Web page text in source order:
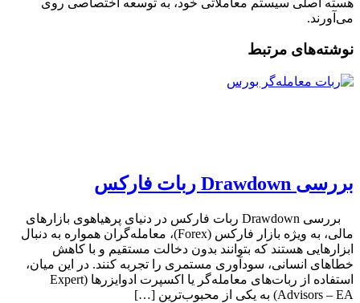
هسته اصلی سیستم معاملاتی خود، به توسعه اختصاصی روی
می‌آورند.
نوشته‌های مرتبط
بررسی Drawdown ربات فارکس
بررسی Drawdown ربات فارکس در دنیای پرهیاهوی بازارهای
مالی، به ویژه بازار فارکس (Forex)، معامله‌گران همواره به دنبال
ابزارهایی هستند که بتوانند بدون دخالت مستقیم و با کاهش
خطاهای انسانی، سودآوری مستمری را تجربه کنند. در این میان،
استفاده از ربات‌های معامله‌گر یا اکسپرت ادوایزرها (Expert
Advisors – EA) به یکی از محبوب‌ترین […]